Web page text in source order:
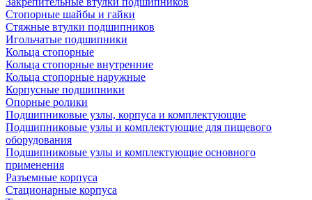
Стопорные шайбы и гайки
Стяжные втулки подшипников
Игольчатые подшипники
Кольца стопорные
Кольца стопорные внутренние
Кольца стопорные наружные
Корпусные подшипники
Опорные ролики
Подшипниковые узлы, корпуса и комплектующие
Подшипниковые узлы и комплектующие для пищевого
оборудования
Подшипниковые узлы и комплектующие основного
применения
Разъемные корпуса
Стационарные корпуса